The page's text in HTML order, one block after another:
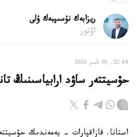
ريزابەك نۇسىپبەك ۇلى
اۆتور
22:44, 05 تامىز 2026
حۋسيتتەر ساۋد ارابياسىنىڭ
استانا. قازاقپارات - يەمەندىك